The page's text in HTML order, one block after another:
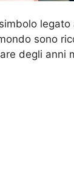
sono
degli anni